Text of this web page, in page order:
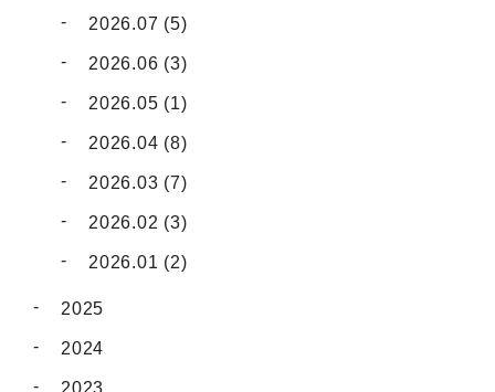
2026.07 (5)
2026.06 (3)
2026.05 (1)
2026.04 (8)
2026.03 (7)
2026.02 (3)
2026.01 (2)
2025
2024